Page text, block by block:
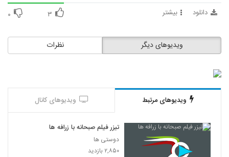
دانلود بیشتر ۳ ۰
نظرات ویدیوهای دیگر
ویدیوهای مرتبط ویدیوهای کانال
تیزر فیلم صبحانه با زرافه ها
دوستی ها
۲,۸۵۰ بازدید